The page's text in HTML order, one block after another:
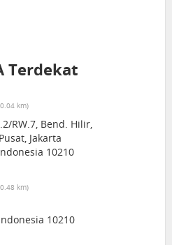
Terdekat
km)
RW.7, Bend. Hilir,
Jakarta
10210
km)
10210